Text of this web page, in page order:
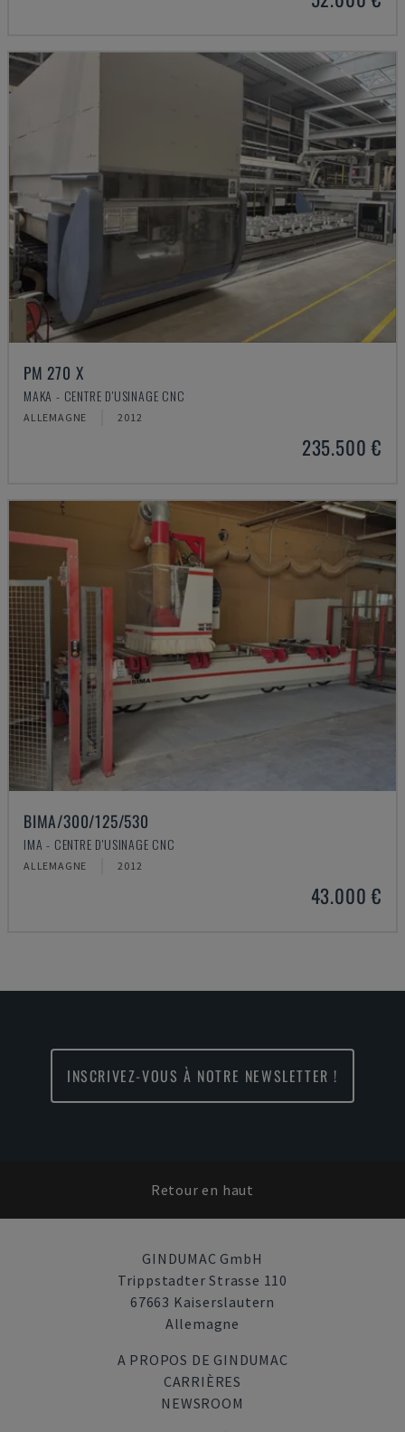
PM 270 X
MAKA - CENTRE D'USINAGE CNC
ALLEMAGNE 2012
235.500 €
BIMA/300/125/530
IMA - CENTRE D'USINAGE CNC
ALLEMAGNE 2012
43.000 €
INSCRIVEZ-VOUS À NOTRE NEWSLETTER !
Retour en haut
GINDUMAC GmbH
Trippstadter Strasse 110
67663 Kaiserslautern
Allemagne
A PROPOS DE GINDUMAC
CARRIÈRES
NEWSROOM